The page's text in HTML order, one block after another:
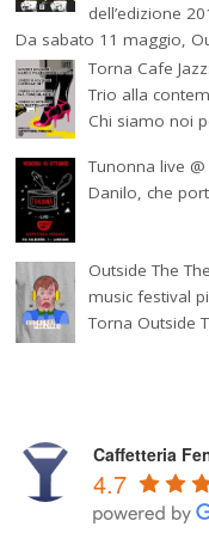
dell’edizione
Da sabato 11 maggio,
Torna Cafe
Trio alla
Chi siamo noi
Tunonna live
Danilo, che
Outside The
music festival
Torna Outside
Caffetteria
4.7